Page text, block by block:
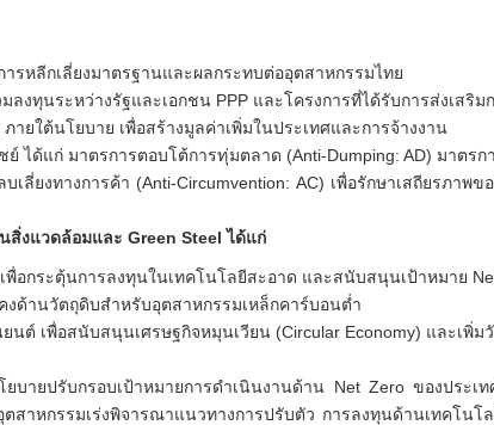
รหลีกเลี่ยงมาตรฐานและผลกระทบต่ออุตสาหกรรมไทย
งทุนระหว่างรัฐและเอกชน PPP และโครงการที่ได้รับการส่งเสริม
ยใต้นโยบาย เพื่อสร้างมูลค่าเพิ่มในประเทศและการจ้างงาน
ได้แก่ มาตรการตอบโต้การทุ่มตลาด (Anti-Dumping: AD) มาตรก
ลี่ยงทางการค้า (Anti-Circumvention: AC) เพื่อรักษาเสถียรภาพข
สิ่งแวดล้อมและ Green Steel ได้แก่
อกระตุ้นการลงทุนในเทคโนโลยีสะอาด และสนับสนุนเป้าหมาย
งด้านวัตถุดิบสำหรับอุตสาหกรรมเหล็กคาร์บอนต่ำ
ต์ เพื่อสนับสนุนเศรษฐกิจหมุนเวียน (Circular Economy) และเพิ่ม
ายปรับกรอบเป้าหมายการดำเนินงานด้าน Net Zero ของประเท
สาหกรรมเร่งพิจารณาแนวทางการปรับตัว การลงทุนด้านเทคโนโ